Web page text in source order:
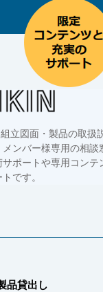
立図面・製品の取扱
ンバー様専用の相談
ポートや専用コンテ
です。
品貸出し